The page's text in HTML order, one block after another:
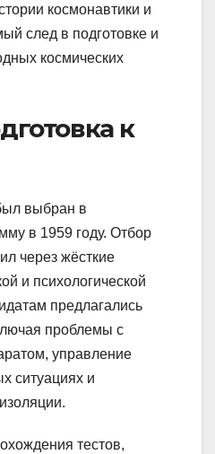
космонавтики и
след в подготовке и
космических
к
выбран в
в 1959 году. Отбор
через жёсткие
и психологической
предлагались
проблемы с
управление
ситуациях и
тестов,